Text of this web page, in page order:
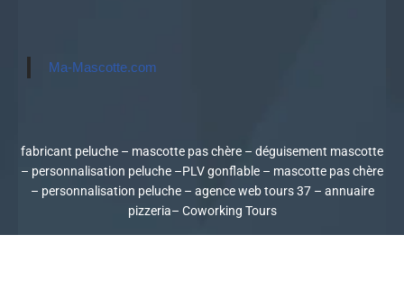
Ma-Mascotte.com
fabricant peluche – mascotte pas chère – déguisement mascotte
– personnalisation peluche –PLV gonflable – mascotte pas chère
– personnalisation peluche– agence web tours 37– annuaire
pizzeria– Coworking Tours